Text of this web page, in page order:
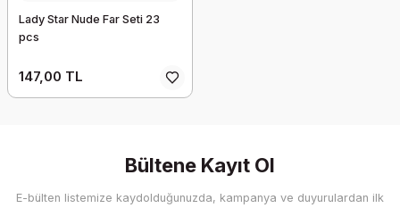
Lady Star Nude Far Seti 23
pcs
147,00 TL
Bültene Kayıt Ol
E-bülten listemize kaydolduğunuzda, kampanya ve duyurulardan ilk